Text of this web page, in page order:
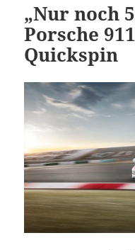
„Nur noch
Porsche
Quickspin